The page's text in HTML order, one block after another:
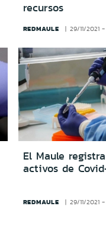
recursos
REDMAULE 29/11/2021 -
El Maule
activos de
REDMAULE 29/11/2021